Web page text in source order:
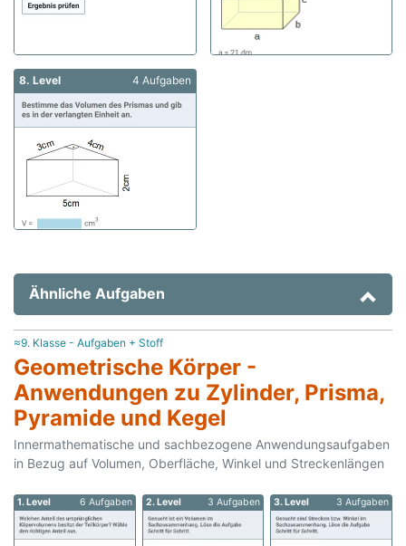
8. Level 4 Aufgaben
Ähnliche Aufgaben
≈9. Klasse - Aufgaben + Stoff
Geometrische Körper -
Anwendungen zu Zylinder, Prisma,
Pyramide und Kegel
Innermathematische und sachbezogene Anwendungsaufgaben
in Bezug auf Volumen, Oberfläche, Winkel und Streckenlängen
1. Level 6 Aufgaben 2. Level 3 Aufgaben 3. Level 3 Aufgaben